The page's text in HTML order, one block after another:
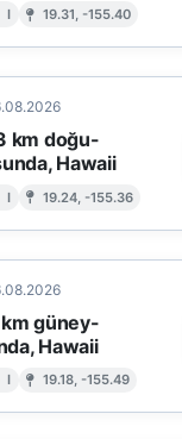
I 19.31, -155.40
km doğu-
Hawaii
I 19.24, -155.36
km güney-
Hawaii
I 19.18, -155.49